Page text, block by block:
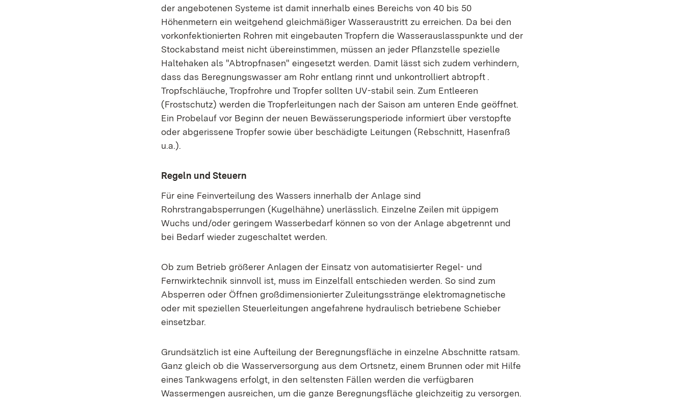
der angebotenen Systeme ist damit innerhalb eines Bereichs von 40 bis 50
Höhenmetern ein weitgehend gleichmäßiger Wasseraustritt zu erreichen. Da bei den
vorkonfektionierten Rohren mit eingebauten Tropfern die Wasserauslasspunkte und der
Stockabstand meist nicht übereinstimmen, müssen an jeder Pflanzstelle spezielle
Haltehaken als "Abtropfnasen" eingesetzt werden. Damit lässt sich zudem verhindern,
dass das Beregnungswasser am Rohr entlang rinnt und unkontrolliert abtropft .
Tropfschläuche, Tropfrohre und Tropfer sollten UV-stabil sein. Zum Entleeren
(Frostschutz) werden die Tropferleitungen nach der Saison am unteren Ende geöffnet.
Ein Probelauf vor Beginn der neuen Bewässerungsperiode informiert über verstopfte
oder abgerissene Tropfer sowie über beschädigte Leitungen (Rebschnitt, Hasenfraß
u.a.).
Regeln und Steuern
Für eine Feinverteilung des Wassers innerhalb der Anlage sind
Rohrstrangabsperrungen (Kugelhähne) unerlässlich. Einzelne Zeilen mit üppigem
Wuchs und/oder geringem Wasserbedarf können so von der Anlage abgetrennt und
bei Bedarf wieder zugeschaltet werden.
Ob zum Betrieb größerer Anlagen der Einsatz von automatisierter Regel- und
Fernwirktechnik sinnvoll ist, muss im Einzelfall entschieden werden. So sind zum
Absperren oder Öffnen großdimensionierter Zuleitungsstränge elektromagnetische
oder mit speziellen Steuerleitungen angefahrene hydraulisch betriebene Schieber
einsetzbar.
Grundsätzlich ist eine Aufteilung der Beregnungsfläche in einzelne Abschnitte ratsam.
Ganz gleich ob die Wasserversorgung aus dem Ortsnetz, einem Brunnen oder mit Hilfe
eines Tankwagens erfolgt, in den seltensten Fällen werden die verfügbaren
Wassermengen ausreichen, um die ganze Beregnungsfläche gleichzeitig zu versorgen.